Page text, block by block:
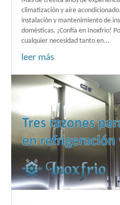
climatización y aíre
instalación y mantenimiento de
domésticas. ¡Confía en Inoxfrio!
cualquier necesidad tanto en...
leer más